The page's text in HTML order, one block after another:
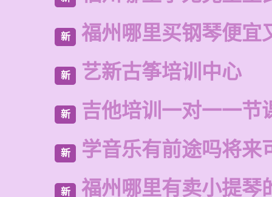
新 福州哪里买钢琴便宜
新 艺新古筝培训中心
新 吉他培训一对一一节
新 学音乐有前途吗将来
新 福州哪里有卖小提琴